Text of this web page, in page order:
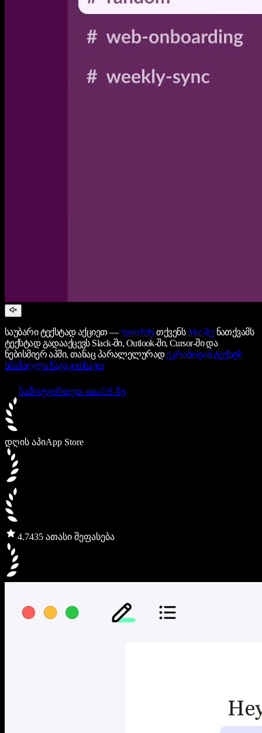
საუბარი ტექსტად აქციეთ — SpeechifyთქვენსMac-ზენათქვამს
ტექსტად გადააქცევს Slack-ში, Outlook-ში, Cursor-ში და
ნებისმიერ აპში, თანაც პარალელურად ეკრანიდან ტექსტს
ხმამაღლა წაგიკითხავთ
ჩამოტვირთეთ macOS-ზე
დღის აპიApp Store
4.7435 ათასი შეფასება